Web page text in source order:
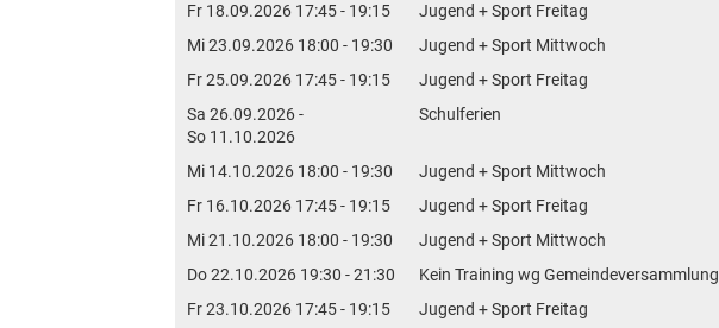
Fr 18.09.2026 17:45 - 19:15
Jugend + Sport Freitag
Mi 23.09.2026 18:00 - 19:30
Jugend + Sport Mittwoch
Fr 25.09.2026 17:45 - 19:15
Jugend + Sport Freitag
Sa 26.09.2026 -
So 11.10.2026
Schulferien
Mi 14.10.2026 18:00 - 19:30
Jugend + Sport Mittwoch
Fr 16.10.2026 17:45 - 19:15
Jugend + Sport Freitag
Mi 21.10.2026 18:00 - 19:30
Jugend + Sport Mittwoch
Do 22.10.2026 19:30 - 21:30
Kein Training wg Gemeindeversammlung
Fr 23.10.2026 17:45 - 19:15
Jugend + Sport Freitag